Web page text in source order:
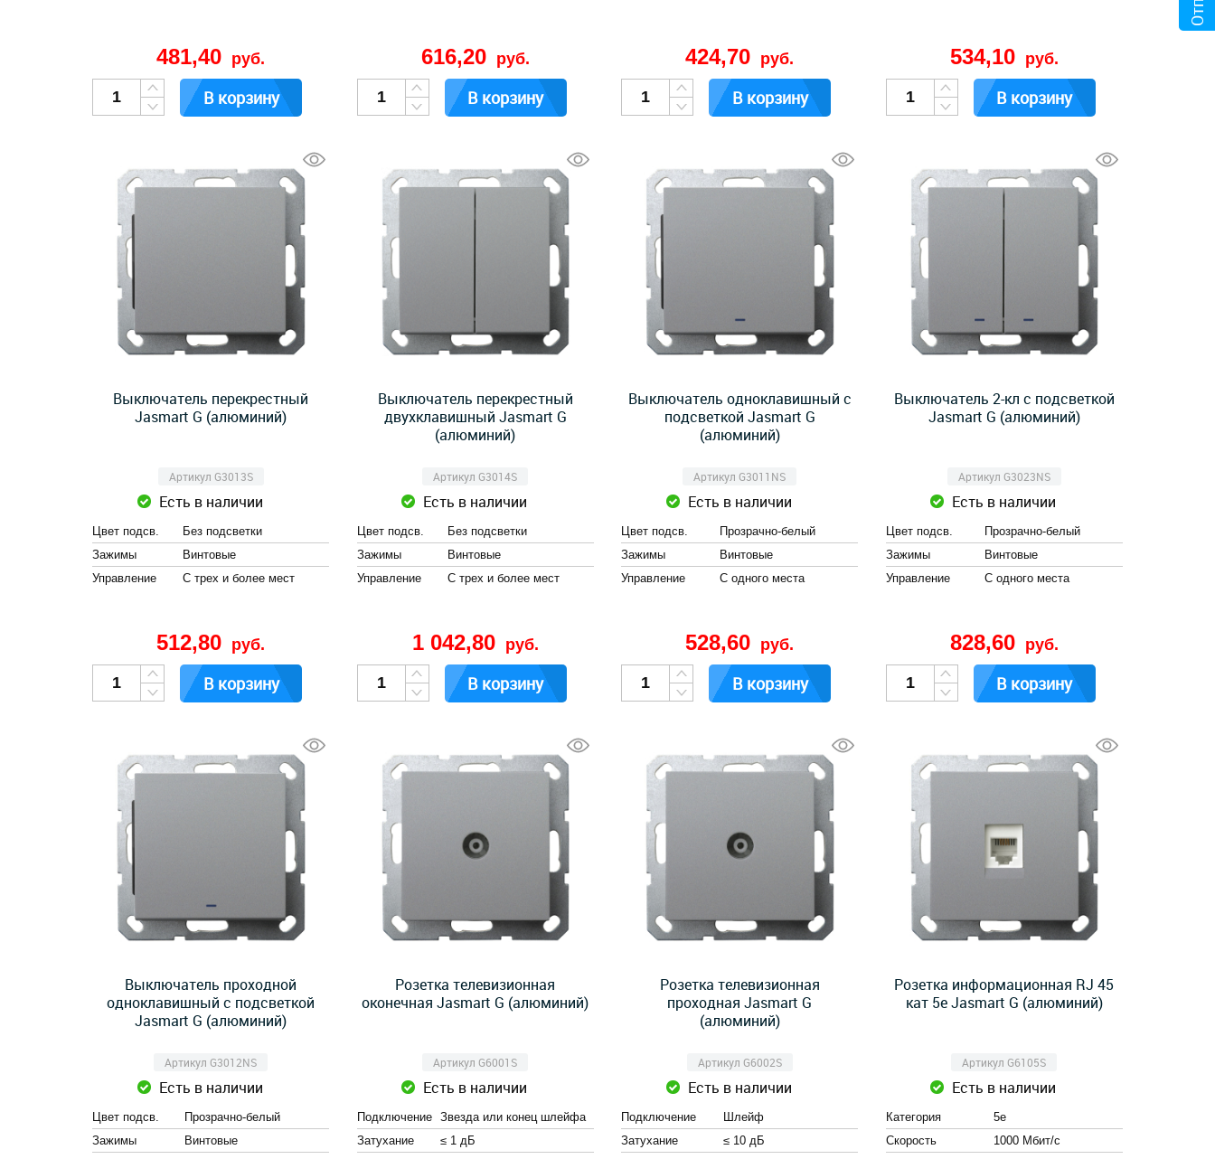
481,40 руб.
В корзину
616,20 руб.
В корзину
424,70 руб.
В корзину
534,10 руб.
В корзину
Выключатель перекрестный
Jasmart G (алюминий)
Артикул G3013S
Есть в наличии
Цвет подсв.
Без подсветки
Зажимы
Винтовые
Управление
С трех и более мест
512,80 руб.
В корзину
Выключатель перекрестный
двухклавишный Jasmart G
(алюминий)
Артикул G3014S
Есть в наличии
Цвет подсв.
Без подсветки
Зажимы
Винтовые
Управление
С трех и более мест
1 042,80 руб.
В корзину
Выключатель одноклавишный с
подсветкой Jasmart G
(алюминий)
Артикул G3011NS
Есть в наличии
Цвет подсв.
Прозрачно-белый
Зажимы
Винтовые
Управление
С одного места
528,60 руб.
В корзину
Выключатель 2-кл с подсветкой
Jasmart G (алюминий)
Артикул G3023NS
Есть в наличии
Цвет подсв.
Прозрачно-белый
Зажимы
Винтовые
Управление
С одного места
828,60 руб.
В корзину
Выключатель проходной
одноклавишный с подсветкой
Jasmart G (алюминий)
Артикул G3012NS
Есть в наличии
Цвет подсв.
Прозрачно-белый
Зажимы
Винтовые
Розетка телевизионная
оконечная Jasmart G (алюминий)
Артикул G6001S
Есть в наличии
Подключение
Звезда или конец шлейфа
Затухание
≤ 1 дБ
Розетка телевизионная
проходная Jasmart G
(алюминий)
Артикул G6002S
Есть в наличии
Подключение
Шлейф
Затухание
≤ 10 дБ
Розетка информационная RJ 45
кат 5е Jasmart G (алюминий)
Артикул G6105S
Есть в наличии
Категория
5e
Скорость
1000 Мбит/с